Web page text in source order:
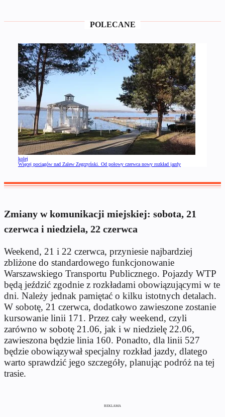
POLECANE
kolej
Więcej pociągów nad Zalew Zegrzyński. Od połowy czerwca nowy rozkład jazdy
Zmiany w komunikacji miejskiej: sobota, 21
czerwca i niedziela, 22 czerwca
Weekend, 21 i 22 czerwca, przyniesie najbardziej
zbliżone do standardowego funkcjonowanie
Warszawskiego Transportu Publicznego. Pojazdy WTP
będą jeździć zgodnie z rozkładami obowiązującymi w te
dni. Należy jednak pamiętać o kilku istotnych detalach.
W sobotę, 21 czerwca, dodatkowo zawieszone zostanie
kursowanie linii 171. Przez cały weekend, czyli
zarówno w sobotę 21.06, jak i w niedzielę 22.06,
zawieszona będzie linia 160. Ponadto, dla linii 527
będzie obowiązywał specjalny rozkład jazdy, dlatego
warto sprawdzić jego szczegóły, planując podróż na tej
trasie.
REKLAMA